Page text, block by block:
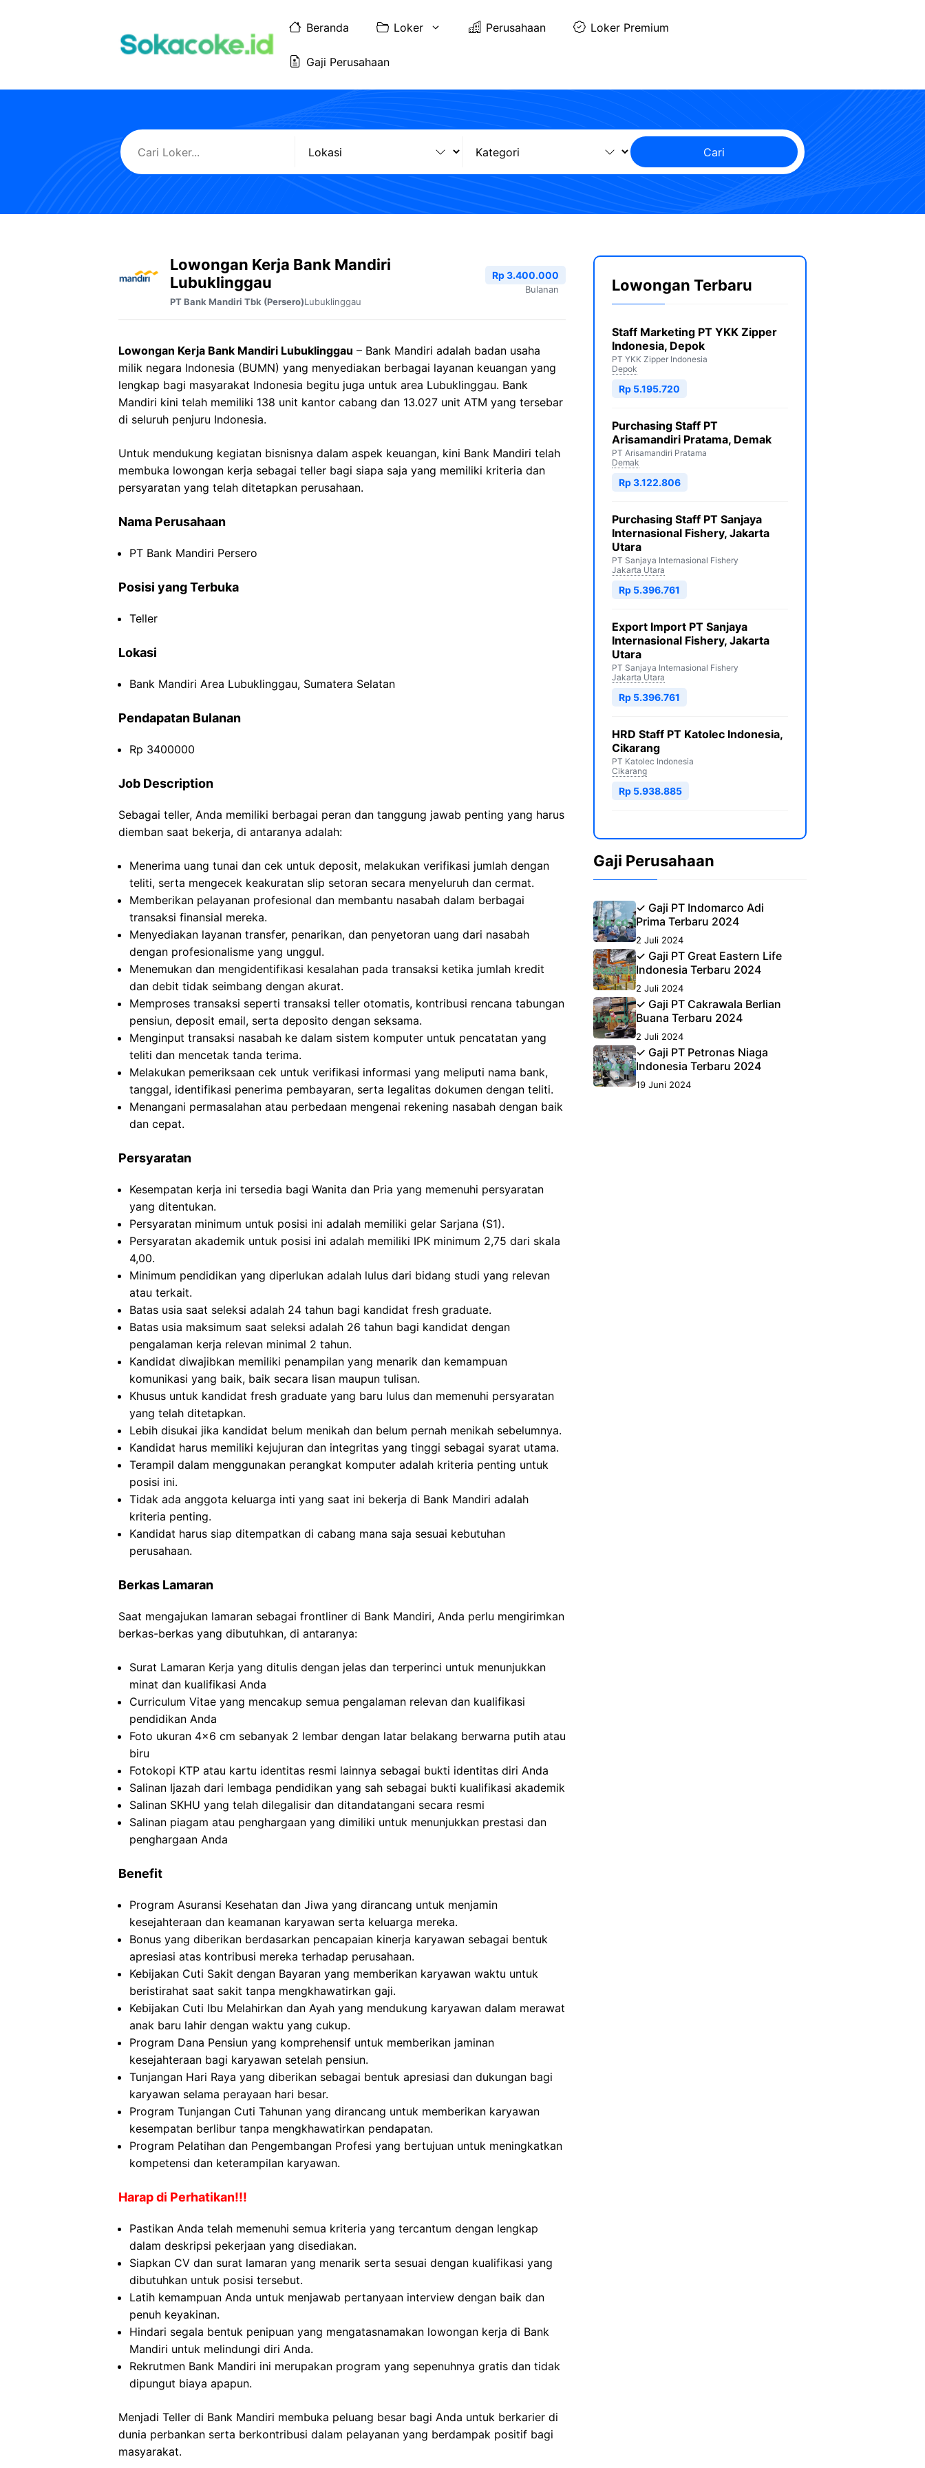
Beranda Loker Perusahaan Loker Premium
Gaji Perusahaan
Cari
Lowongan Kerja Bank Mandiri
Lubuklinggau
PT Bank Mandiri Tbk (Persero)Lubuklinggau
Rp 3.400.000
Bulanan
Lowongan Kerja Bank Mandiri Lubuklinggau – Bank Mandiri adalah badan usaha
milik negara Indonesia (BUMN) yang menyediakan berbagai layanan keuangan yang
lengkap bagi masyarakat Indonesia begitu juga untuk area Lubuklinggau. Bank
Mandiri kini telah memiliki 138 unit kantor cabang dan 13.027 unit ATM yang tersebar
di seluruh penjuru Indonesia.
Untuk mendukung kegiatan bisnisnya dalam aspek keuangan, kini Bank Mandiri telah
membuka lowongan kerja sebagai teller bagi siapa saja yang memiliki kriteria dan
persyaratan yang telah ditetapkan perusahaan.
Nama Perusahaan
PT Bank Mandiri Persero
Posisi yang Terbuka
Teller
Lokasi
Bank Mandiri Area Lubuklinggau, Sumatera Selatan
Pendapatan Bulanan
Rp 3400000
Job Description
Sebagai teller, Anda memiliki berbagai peran dan tanggung jawab penting yang harus
diemban saat bekerja, di antaranya adalah:
Menerima uang tunai dan cek untuk deposit, melakukan verifikasi jumlah dengan
teliti, serta mengecek keakuratan slip setoran secara menyeluruh dan cermat.
Memberikan pelayanan profesional dan membantu nasabah dalam berbagai
transaksi finansial mereka.
Menyediakan layanan transfer, penarikan, dan penyetoran uang dari nasabah
dengan profesionalisme yang unggul.
Menemukan dan mengidentifikasi kesalahan pada transaksi ketika jumlah kredit
dan debit tidak seimbang dengan akurat.
Memproses transaksi seperti transaksi teller otomatis, kontribusi rencana tabungan
pensiun, deposit email, serta deposito dengan seksama.
Menginput transaksi nasabah ke dalam sistem komputer untuk pencatatan yang
teliti dan mencetak tanda terima.
Melakukan pemeriksaan cek untuk verifikasi informasi yang meliputi nama bank,
tanggal, identifikasi penerima pembayaran, serta legalitas dokumen dengan teliti.
Menangani permasalahan atau perbedaan mengenai rekening nasabah dengan baik
dan cepat.
Persyaratan
Kesempatan kerja ini tersedia bagi Wanita dan Pria yang memenuhi persyaratan
yang ditentukan.
Persyaratan minimum untuk posisi ini adalah memiliki gelar Sarjana (S1).
Persyaratan akademik untuk posisi ini adalah memiliki IPK minimum 2,75 dari skala
4,00.
Minimum pendidikan yang diperlukan adalah lulus dari bidang studi yang relevan
atau terkait.
Batas usia saat seleksi adalah 24 tahun bagi kandidat fresh graduate.
Batas usia maksimum saat seleksi adalah 26 tahun bagi kandidat dengan
pengalaman kerja relevan minimal 2 tahun.
Kandidat diwajibkan memiliki penampilan yang menarik dan kemampuan
komunikasi yang baik, baik secara lisan maupun tulisan.
Khusus untuk kandidat fresh graduate yang baru lulus dan memenuhi persyaratan
yang telah ditetapkan.
Lebih disukai jika kandidat belum menikah dan belum pernah menikah sebelumnya.
Kandidat harus memiliki kejujuran dan integritas yang tinggi sebagai syarat utama.
Terampil dalam menggunakan perangkat komputer adalah kriteria penting untuk
posisi ini.
Tidak ada anggota keluarga inti yang saat ini bekerja di Bank Mandiri adalah
kriteria penting.
Kandidat harus siap ditempatkan di cabang mana saja sesuai kebutuhan
perusahaan.
Berkas Lamaran
Saat mengajukan lamaran sebagai frontliner di Bank Mandiri, Anda perlu mengirimkan
berkas-berkas yang dibutuhkan, di antaranya:
Surat Lamaran Kerja yang ditulis dengan jelas dan terperinci untuk menunjukkan
minat dan kualifikasi Anda
Curriculum Vitae yang mencakup semua pengalaman relevan dan kualifikasi
pendidikan Anda
Foto ukuran 4×6 cm sebanyak 2 lembar dengan latar belakang berwarna putih atau
biru
Fotokopi KTP atau kartu identitas resmi lainnya sebagai bukti identitas diri Anda
Salinan Ijazah dari lembaga pendidikan yang sah sebagai bukti kualifikasi akademik
Salinan SKHU yang telah dilegalisir dan ditandatangani secara resmi
Salinan piagam atau penghargaan yang dimiliki untuk menunjukkan prestasi dan
penghargaan Anda
Benefit
Program Asuransi Kesehatan dan Jiwa yang dirancang untuk menjamin
kesejahteraan dan keamanan karyawan serta keluarga mereka.
Bonus yang diberikan berdasarkan pencapaian kinerja karyawan sebagai bentuk
apresiasi atas kontribusi mereka terhadap perusahaan.
Kebijakan Cuti Sakit dengan Bayaran yang memberikan karyawan waktu untuk
beristirahat saat sakit tanpa mengkhawatirkan gaji.
Kebijakan Cuti Ibu Melahirkan dan Ayah yang mendukung karyawan dalam merawat
anak baru lahir dengan waktu yang cukup.
Program Dana Pensiun yang komprehensif untuk memberikan jaminan
kesejahteraan bagi karyawan setelah pensiun.
Tunjangan Hari Raya yang diberikan sebagai bentuk apresiasi dan dukungan bagi
karyawan selama perayaan hari besar.
Program Tunjangan Cuti Tahunan yang dirancang untuk memberikan karyawan
kesempatan berlibur tanpa mengkhawatirkan pendapatan.
Program Pelatihan dan Pengembangan Profesi yang bertujuan untuk meningkatkan
kompetensi dan keterampilan karyawan.
Harap di Perhatikan!!!
Pastikan Anda telah memenuhi semua kriteria yang tercantum dengan lengkap
dalam deskripsi pekerjaan yang disediakan.
Siapkan CV dan surat lamaran yang menarik serta sesuai dengan kualifikasi yang
dibutuhkan untuk posisi tersebut.
Latih kemampuan Anda untuk menjawab pertanyaan interview dengan baik dan
penuh keyakinan.
Hindari segala bentuk penipuan yang mengatasnamakan lowongan kerja di Bank
Mandiri untuk melindungi diri Anda.
Rekrutmen Bank Mandiri ini merupakan program yang sepenuhnya gratis dan tidak
dipungut biaya apapun.
Menjadi Teller di Bank Mandiri membuka peluang besar bagi Anda untuk berkarier di
dunia perbankan serta berkontribusi dalam pelayanan yang berdampak positif bagi
masyarakat.
Lowongan Terbaru
Staff Marketing PT YKK Zipper
Indonesia, Depok
PT YKK Zipper Indonesia
Depok
Rp 5.195.720
Purchasing Staff PT
Arisamandiri Pratama, Demak
PT Arisamandiri Pratama
Demak
Rp 3.122.806
Purchasing Staff PT Sanjaya
Internasional Fishery, Jakarta
Utara
PT Sanjaya Internasional Fishery
Jakarta Utara
Rp 5.396.761
Export Import PT Sanjaya
Internasional Fishery, Jakarta
Utara
PT Sanjaya Internasional Fishery
Jakarta Utara
Rp 5.396.761
HRD Staff PT Katolec Indonesia,
Cikarang
PT Katolec Indonesia
Cikarang
Rp 5.938.885
Gaji Perusahaan
✓ Gaji PT Indomarco Adi
Prima Terbaru 2024
2 Juli 2024
✓ Gaji PT Great Eastern Life
Indonesia Terbaru 2024
2 Juli 2024
✓ Gaji PT Cakrawala Berlian
Buana Terbaru 2024
2 Juli 2024
✓ Gaji PT Petronas Niaga
Indonesia Terbaru 2024
19 Juni 2024